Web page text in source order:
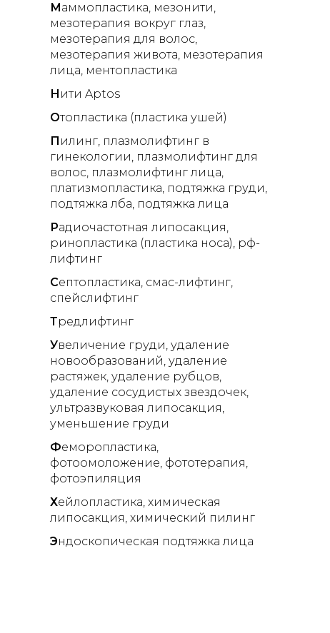
Маммопластика мезонити
мезотерапия вокруг глаз
мезотерапия для волос
мезотерапия живота мезотерапия
лица ментопластика
Н ити Aptos
Отопластика (пластика ушей)
П илинг плазмолифтинг в
гинекологии плазмолифтинг для
волос плазмолифтинг лица
платизмопластика подтяжка груди
подтяжка лба подтяжка лица
Радиочастотная липосакция
ринопластика (пластика носа) рф-
лифтинг
Септопластика смас-лифтинг
спейслифтинг
Тредлифтинг
Увеличение груди удаление
новообразований удаление
растяжек удаление рубцов
удаление сосудистых звездочек
ультразвуковая липосакция
уменьшение груди
Феморопластика
фотоомоложение фототерапия
фотоэпиляция
Хейлопластика химическая
липосакция химический пилинг
Эндоскопическая подтяжка лица